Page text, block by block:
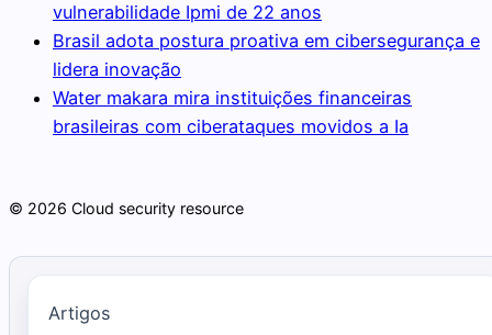
vulnerabilidade Ipmi de 22 anos
Brasil adota postura proativa em cibersegurança e
lidera inovação
Water makara mira instituições financeiras
brasileiras com ciberataques movidos a Ia
© 2026 Cloud security resource
Artigos